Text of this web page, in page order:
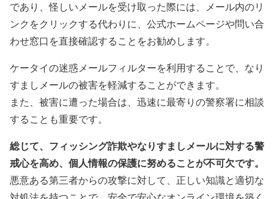
であり、怪しいメールを受け取った際には、メール内のリ
ンクをクリックする代わりに、公式ホームページや問い合
わせ窓口を直接確認することをお勧めします。
ケータイの迷惑メールフィルターを利用することで、なり
すましメールの被害を軽減することができます。
また、被害に遭った場合は、迅速に最寄りの警察署に相談
することも重要です。
総じて、フィッシング詐欺やなりすましメールに対する警
戒心を高め、個人情報の保護に努めることが不可欠です。
悪意ある第三者からの攻撃に対して、正しい知識と適切な